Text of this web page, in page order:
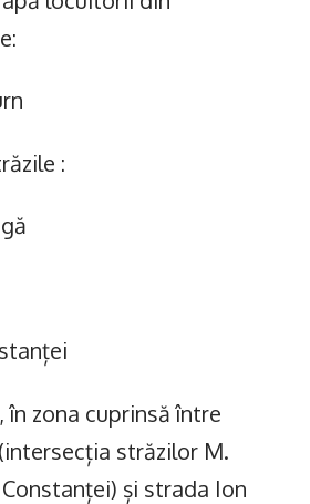
:
în zona cuprinsă între
străzilor M.
și strada Ion